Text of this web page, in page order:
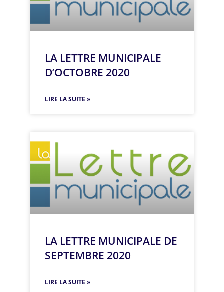
LA LETTRE MUNICIPALE
D’OCTOBRE 2020
LIRE LA SUITE »
LA LETTRE MUNICIPALE DE
SEPTEMBRE 2020
LIRE LA SUITE »